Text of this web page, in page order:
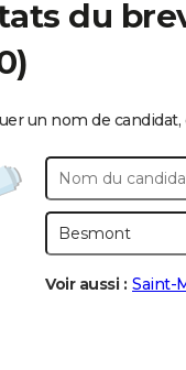
du
un nom de
Voir aussi : Saint-